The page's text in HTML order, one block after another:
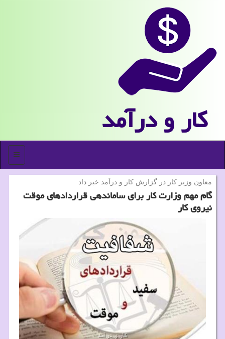
كار و درآمد
منو
معاون وزیر كار در گزارش كار و درآمد خبر داد
گام مهم وزارت كار برای ساماندهی قراردادهای موقت
نیروی كار